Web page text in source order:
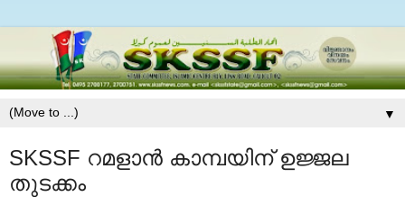
▼
SKSSF റമളാന്‍ കാമ്പയിന് ഉജ്ജല
തുടക്കം